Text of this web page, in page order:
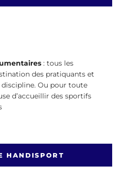
: tous les
des pratiquants et
discipline. Ou pour toute
d’accueillir des sportifs
HANDISPORT